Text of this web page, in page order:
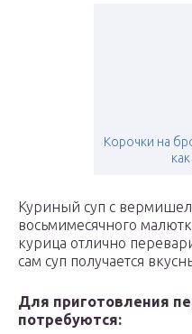
Корочки на
Куриный суп с
восьмимесячного
курица отлично
сам суп получается
Для приготовления
потребуются: